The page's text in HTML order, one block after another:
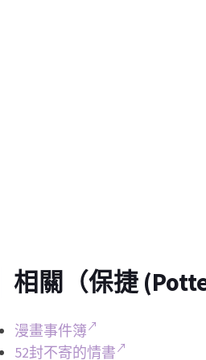
相關（保捷
漫畫事件簿
52封不寄的情書